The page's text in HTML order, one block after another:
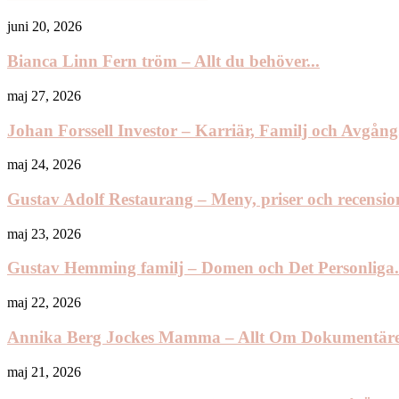
juni 20, 2026
Bianca Linn Fern tröm – Allt du behöver...
maj 27, 2026
Johan Forssell Investor – Karriär, Familj och
maj 24, 2026
Gustav Adolf Restaurang – Meny, priser och
maj 23, 2026
Gustav Hemming familj – Domen och Det
maj 22, 2026
Annika Berg Jockes Mamma – Allt Om
maj 21, 2026